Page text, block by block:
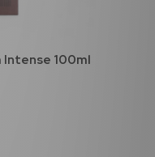
Intense 100ml